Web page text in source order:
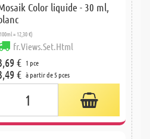
Color liquide - 30 ml,
= 12,30 €)
fr.Views.Set.Html
€ 1 pce
€ à partir de 5 pces